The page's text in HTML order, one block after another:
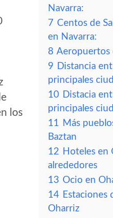
los
Navarra:
7 Centos de
en Navarra:
8 Aeropuertos
9 Distancia
principales
10 Distacia
principales
11 Más
Baztan
12 Hoteles en
alrededores
13 Ocio en
14 Estaciones
Oharriz